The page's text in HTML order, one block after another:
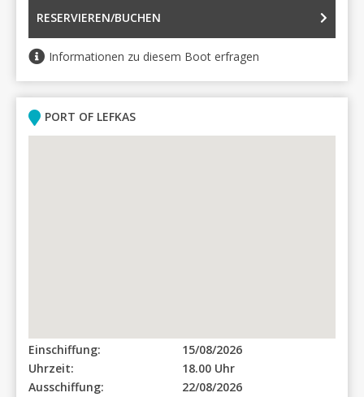
RESERVIEREN/BUCHEN
Informationen zu diesem Boot erfragen
PORT OF LEFKAS
Einschiffung:
15/08/2026
Uhrzeit:
18.00 Uhr
Ausschiffung:
22/08/2026